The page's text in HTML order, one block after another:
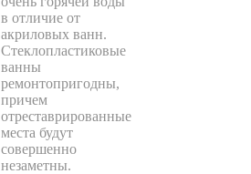
в отличие от
акриловых ванн.
Стеклопластиковые
ванны
ремонтопригодны,
причем
отреставрированные
места будут
совершенно
незаметны.